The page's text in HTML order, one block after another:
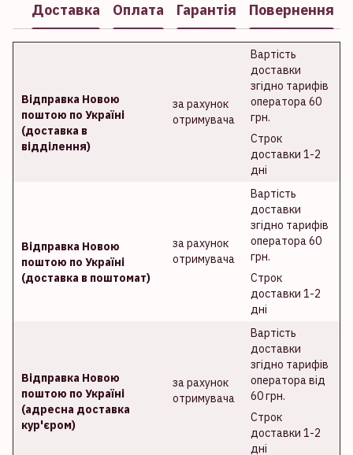
Доставка Оплата Гарантія Повернення
Відправка Новою
поштою по Україні
(доставка в
відділення)
за рахунок
отримувача
Вартість
доставки
згідно тарифів
оператора 60
грн.
Строк
доставки 1-2
дні
Відправка Новою
поштою по Україні
(доставка в поштомат)
за рахунок
отримувача
Вартість
доставки
згідно тарифів
оператора 60
грн.
Строк
доставки 1-2
дні
Відправка Новою
поштою по Україні
(адресна доставка
кур'єром)
за рахунок
отримувача
Вартість
доставки
згідно тарифів
оператора від
60 грн.
Строк
доставки 1-2
дні